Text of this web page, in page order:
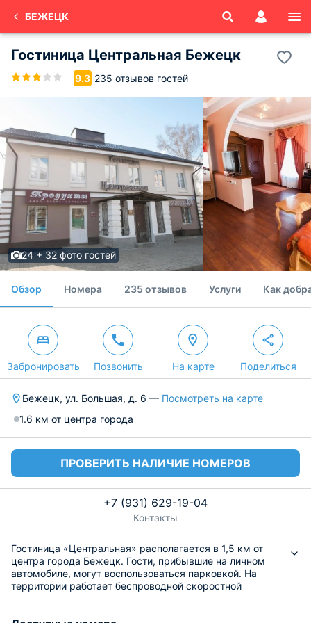
БЕЖЕЦК
Гостиница Центральная Бежецк
9.3 235 отзывов гостей
24 + 32 фото гостей
Обзор Номера 235 отзывов Услуги Как
Забронировать Позвонить На карте Поделиться
Бежецк, ул. Большая, д. 6 — Посмотреть на карте
1.6 км от центра города
ПРОВЕРИТЬ НАЛИЧИЕ НОМЕРОВ
+7 (931) 629-19-04
Контакты
Гостиница «Центральная» располагается в 1,5 км от
центра города Бежецк. Гости, прибывшие на личном
автомобиле, могут воспользоваться парковкой. На
территории работает беспроводной скоростной